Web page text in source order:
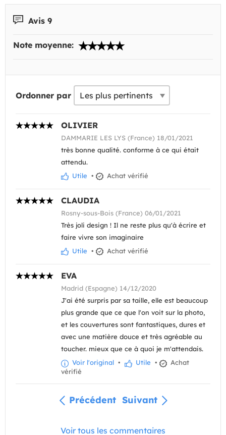
Avis 9
Note moyenne:
Ordonner par
OLIVIER
DAMMARIE LES LYS (France) 18/01/2021
très bonne qualité. conforme à ce qui était
attendu.
Utile • Achat vérifié
CLAUDIA
Rosny-sous-Bois (France) 06/01/2021
Très joli design ! Il ne reste plus qu'à écrire et
faire vivre son imaginaire
Utile • Achat vérifié
EVA
Madrid (Espagne) 14/12/2020
J'ai été surpris par sa taille, elle est beaucoup
plus grande que ce que l'on voit sur la photo,
et les couvertures sont fantastiques, dures et
avec une matière douce et très agréable au
toucher. mieux que ce à quoi je m'attendais.
Voir l'original • Utile •
Achat
vérifié
Précédent Suivant
Voir tous les commentaires